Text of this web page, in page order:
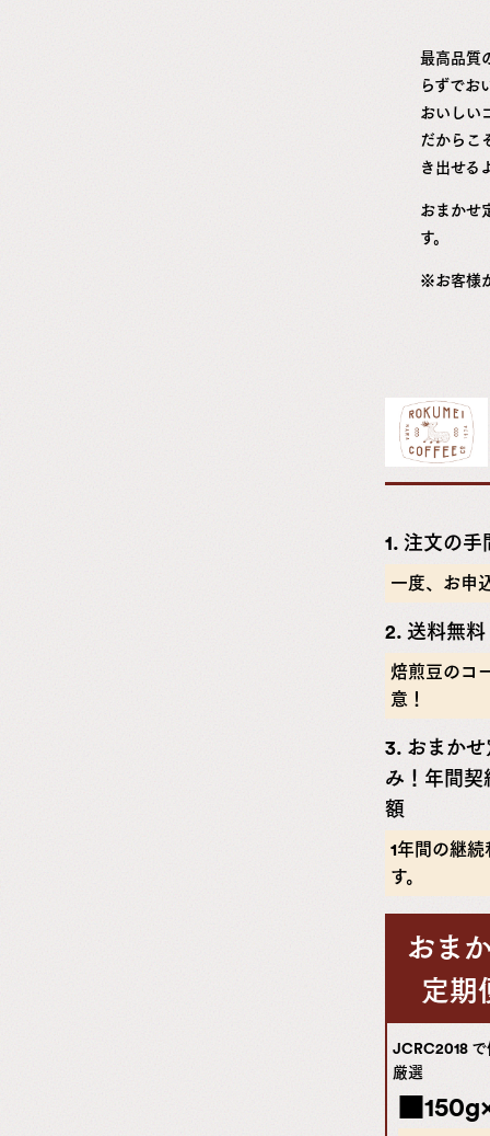
最高品質
らずでお
おいしい
だからこ
き出せる
おまかせ
す。
※お客様
1. 注文の手
一度、お申
2. 送料無
焙煎豆のコ
意！
3. おまか
み！年間契
額
1年間の継
す。
おま
定期
JCRC2018
厳選